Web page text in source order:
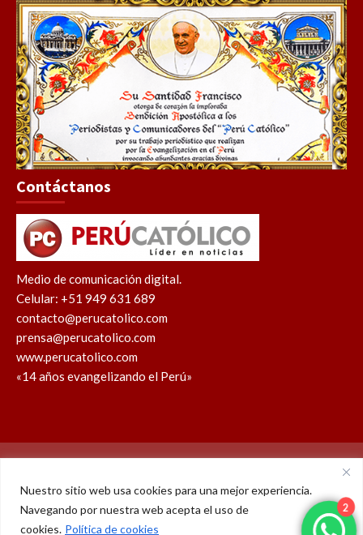
Nuestro sitio web usa cookies para una mejor experiencia.
Navegando por nuestra web acepta el uso de
cookies. Política de cookies
Contáctanos
Medio de comunicación digital.
Celular: +51 949 631 689
contacto@perucatolico.com
prensa@perucatolico.com
www.perucatolico.com
«14 años evangelizando el Perú»
WhatsAppFacebookYoutubeInstagram
X